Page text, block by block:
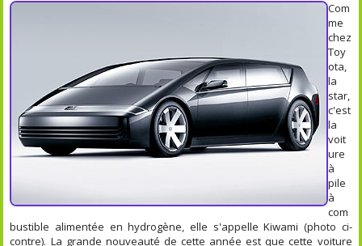
Com
me
chez
Toy
ota,
la
star,
c'est
la
voit
ure
à
pile
à
com
bustible alimentée en hydrogène, elle s'appelle Kiwami (photo ci-
contre). La grande nouveauté de cette année est que cette voiture